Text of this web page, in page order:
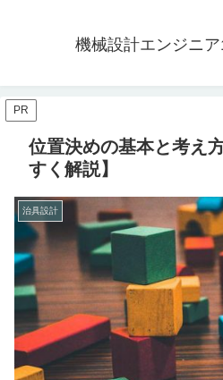
機械設計エンジニ
PR
位置決めの基本と考え
すく解説】
治具設計